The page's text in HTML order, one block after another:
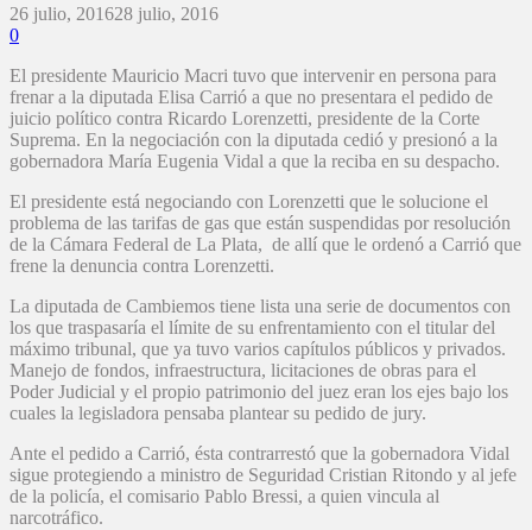
26 julio, 201628 julio, 2016
0
El presidente Mauricio Macri tuvo que intervenir en persona para
frenar a la diputada Elisa Carrió a que no presentara el pedido de
juicio político contra Ricardo Lorenzetti, presidente de la Corte
Suprema. En la negociación con la diputada cedió y presionó a la
gobernadora María Eugenia Vidal a que la reciba en su despacho.
El presidente está negociando con Lorenzetti que le solucione el
problema de las tarifas de gas que están suspendidas por resolución
de la Cámara Federal de La Plata, de allí que le ordenó a Carrió que
frene la denuncia contra Lorenzetti.
La diputada de Cambiemos tiene lista una serie de documentos con
los que traspasaría el límite de su enfrentamiento con el titular del
máximo tribunal, que ya tuvo varios capítulos públicos y privados.
Manejo de fondos, infraestructura, licitaciones de obras para el
Poder Judicial y el propio patrimonio del juez eran los ejes bajo los
cuales la legisladora pensaba plantear su pedido de jury.
Ante el pedido a Carrió, ésta contrarrestó que la gobernadora Vidal
sigue protegiendo a ministro de Seguridad Cristian Ritondo y al jefe
de la policía, el comisario Pablo Bressi, a quien vincula al
narcotráfico.